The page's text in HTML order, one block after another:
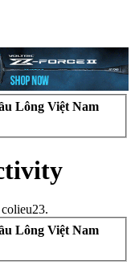
Lông Việt Nam
Lông Việt Nam